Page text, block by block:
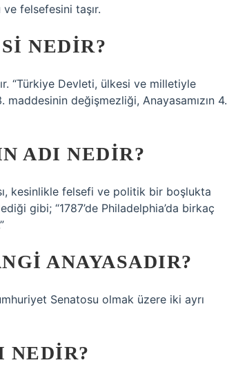
felsefesini taşır.
NEDIR?
“Türkiye Devleti, ülkesi ve milletiyle
maddesinin değişmezliği, Anayasamızın 4.
ADI NEDIR?
kesinlikle felsefi ve politik bir boşlukta
gibi; “1787’de Philadelphia’da birkaç
ANAYASADIR?
Senatosu olmak üzere iki ayrı
NEDIR?